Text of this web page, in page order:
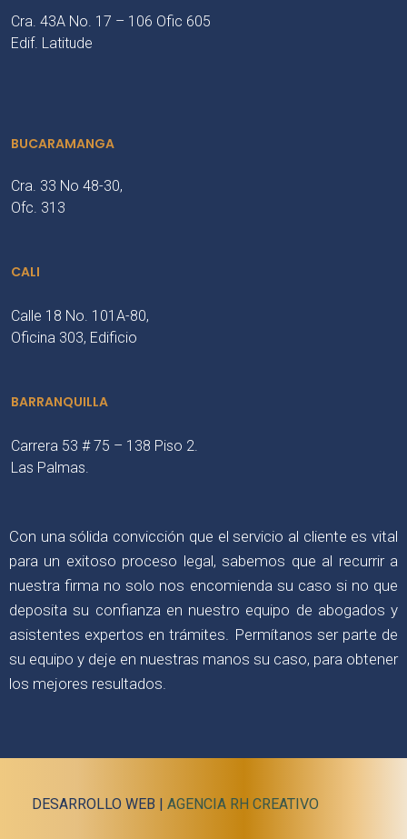
Cra. 43A No. 17 – 106 Ofic 605
Edif. Latitude
BUCARAMANGA
Cra. 33 No 48-30,
Ofc. 313
CALI
Calle 18 No. 101A-80,
Oficina 303, Edificio
BARRANQUILLA
Carrera 53 # 75 – 138 Piso 2.
Las Palmas.
Con una sólida convicción que el servicio al cliente es vital
para un exitoso proceso legal, sabemos que al recurrir a
nuestra firma no solo nos encomienda su caso si no que
deposita su confianza en nuestro equipo de abogados y
asistentes expertos en trámites. Permítanos ser parte de
su equipo y deje en nuestras manos su caso, para obtener
los mejores resultados.
DESARROLLO WEB | AGENCIA RH CREATIVO